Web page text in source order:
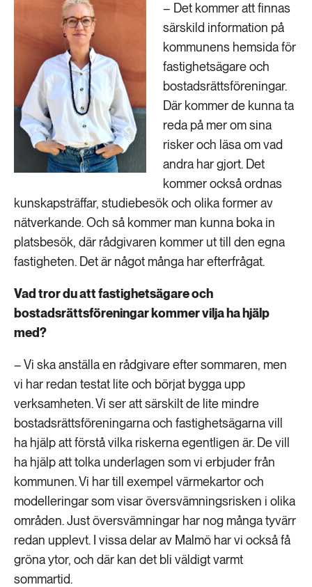
– Det kommer att finnas
särskild information på
kommunens hemsida för
fastighetsägare och
bostadsrättsföreningar.
Där kommer de kunna ta
reda på mer om sina
risker och läsa om vad
andra har gjort. Det
kommer också ordnas
kunskapsträffar, studiebesök och olika former av
nätverkande. Och så kommer man kunna boka in
platsbesök, där rådgivaren kommer ut till den egna
fastigheten. Det är något många har efterfrågat.
Vad tror du att fastighetsägare och
bostadsrättsföreningar kommer vilja ha hjälp
med?
– Vi ska anställa en rådgivare efter sommaren, men
vi har redan testat lite och börjat bygga upp
verksamheten. Vi ser att särskilt de lite mindre
bostadsrättsföreningarna och fastighetsägarna vill
ha hjälp att förstå vilka riskerna egentligen är. De vill
ha hjälp att tolka underlagen som vi erbjuder från
kommunen. Vi har till exempel värmekartor och
modelleringar som visar översvämningsrisken i olika
områden. Just översvämningar har nog många tyvärr
redan upplevt. I vissa delar av Malmö har vi också få
gröna ytor, och där kan det bli väldigt varmt
sommartid.